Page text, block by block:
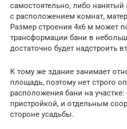
самостоятельно, либо нанятый
с расположением комнат,
Размер строения 4х6 м может
трансформации бани в
достаточно будет надстроить
К тому же здание занимает
площадь, поэтому нет строго
расположения бани на
пристройкой, и отдельным
стороне усадьбы.